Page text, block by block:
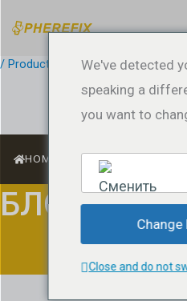
/ Product Guides/ По ссылке
HOME
БЛОГ
We've detected
speaking a
you want to
English
Change
Close and do not